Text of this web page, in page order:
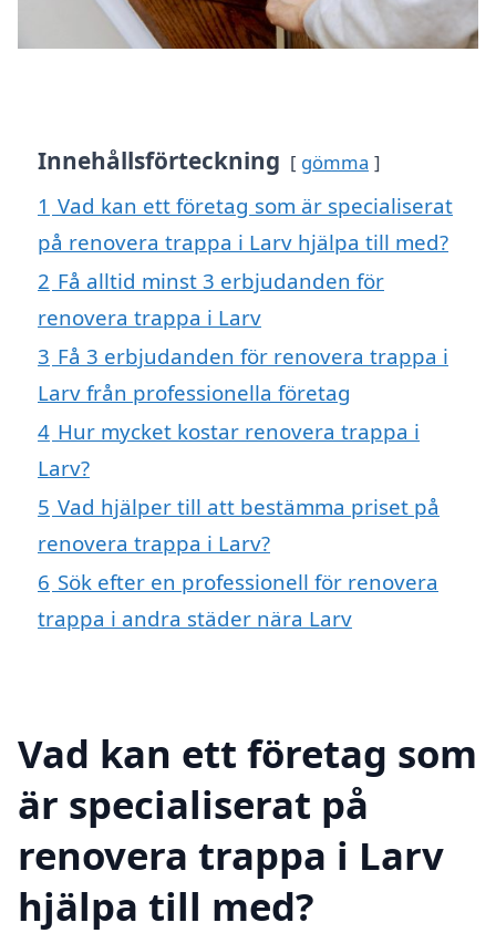
Innehållsförteckning gömma
1 Vad kan ett företag som är specialiserat
på renovera trappa i Larv hjälpa till med?
2 Få alltid minst 3 erbjudanden för
renovera trappa i Larv
3 Få 3 erbjudanden för renovera trappa i
Larv från professionella företag
4 Hur mycket kostar renovera trappa i
Larv?
5 Vad hjälper till att bestämma priset på
renovera trappa i Larv?
6 Sök efter en professionell för renovera
trappa i andra städer nära Larv
Vad kan ett företag som
är specialiserat på
renovera trappa i Larv
hjälpa till med?